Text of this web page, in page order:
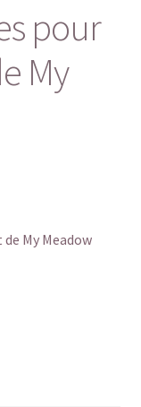
pour
My
My Meadow